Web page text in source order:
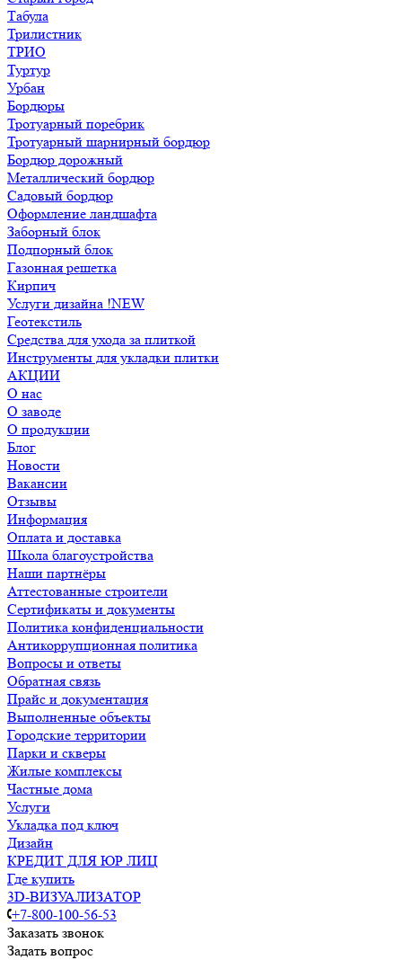
Табула
Трилистник
ТРИО
Туртур
Урбан
Бордюры
Тротуарный поребрик
Тротуарный шарнирный бордюр
Бордюр дорожный
Металлический бордюр
Садовый бордюр
Оформление ландшафта
Заборный блок
Подпорный блок
Газонная решетка
Кирпич
Услуги дизайна !NEW
Геотекстиль
Средства для ухода за плиткой
Инструменты для укладки плитки
АКЦИИ
О нас
О заводе
О продукции
Блог
Новости
Вакансии
Отзывы
Информация
Оплата и доставка
Школа благоустройства
Наши партнёры
Аттестованные строители
Сертификаты и документы
Политика конфиденциальности
Антикоррупционная политика
Вопросы и ответы
Обратная связь
Прайс и документация
Выполненные объекты
Городские территории
Парки и скверы
Жилые комплексы
Частные дома
Услуги
Укладка под ключ
Дизайн
КРЕДИТ ДЛЯ ЮР ЛИЦ
Где купить
3D-ВИЗУАЛИЗАТОР
+7-800-100-56-53
Заказать звонок
Задать вопрос